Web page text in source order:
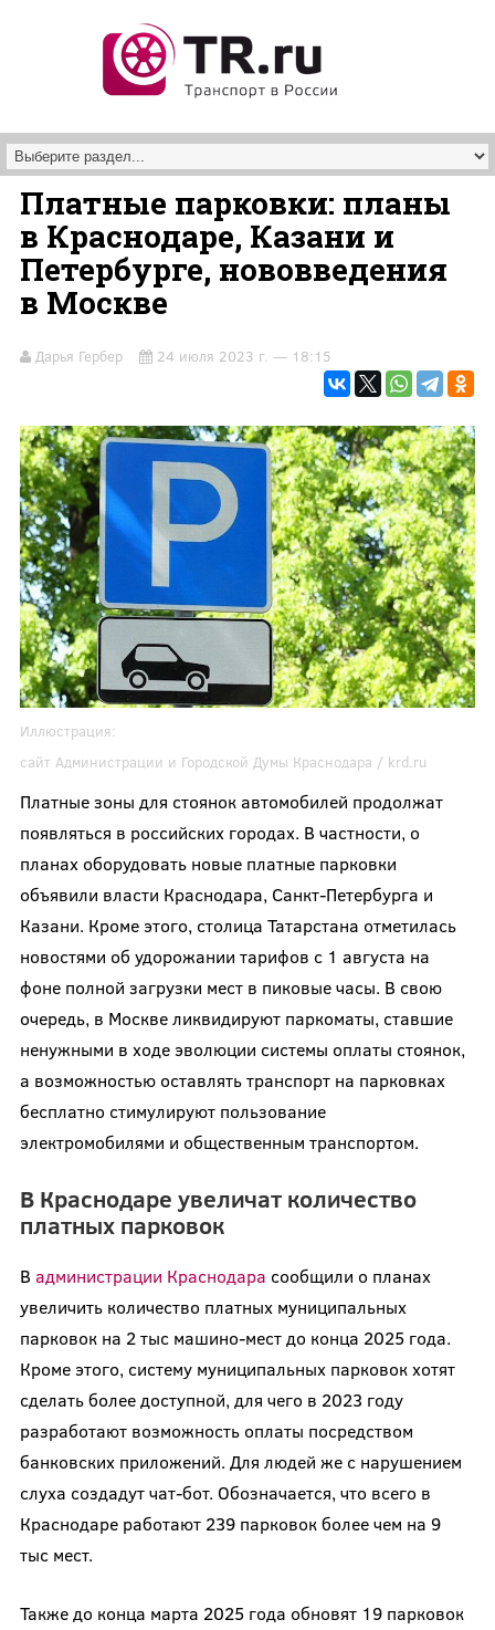
Платные парковки: планы
в Краснодаре, Казани и
Петербурге, нововведения
в Москве
Дарья Гербер 24 июля 2023 г. — 18:15
Иллюстрация:
сайт Администрации и Городской Думы Краснодара / krd.ru
Платные зоны для стоянок автомобилей продолжат
появляться в российских городах. В частности, о
планах оборудовать новые платные парковки
объявили власти Краснодара, Санкт-Петербурга и
Казани. Кроме этого, столица Татарстана отметилась
новостями об удорожании тарифов с 1 августа на
фоне полной загрузки мест в пиковые часы. В свою
очередь, в Москве ликвидируют паркоматы, ставшие
ненужными в ходе эволюции системы оплаты стоянок,
а возможностью оставлять транспорт на парковках
бесплатно стимулируют пользование
электромобилями и общественным транспортом.
В Краснодаре увеличат количество
платных парковок
В администрации Краснодара сообщили о планах
увеличить количество платных муниципальных
парковок на 2 тыс машино-мест до конца 2025 года.
Кроме этого, систему муниципальных парковок хотят
сделать более доступной, для чего в 2023 году
разработают возможность оплаты посредством
банковских приложений. Для людей же с нарушением
слуха создадут чат-бот. Обозначается, что всего в
Краснодаре работают 239 парковок более чем на 9
тыс мест.
Также до конца марта 2025 года обновят 19 парковок